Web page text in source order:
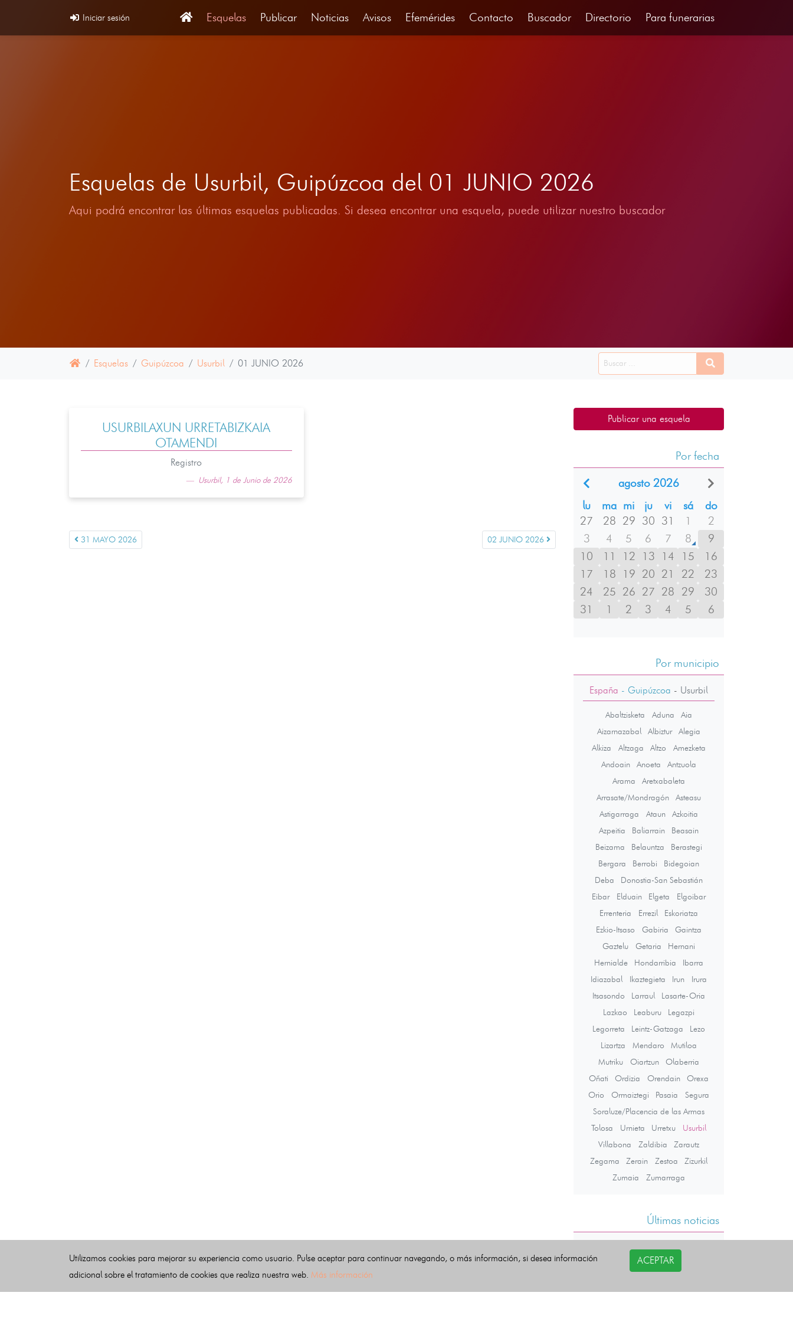
Iniciar sesión Esquelas Publicar Noticias Avisos Efemérides Contacto Buscador Directorio Para funerarias
Esquelas de Usurbil, Guipúzcoa del 01 JUNIO 2026
Aqui podrá encontrar las últimas esquelas publicadas. Si desea encontrar una esquela, puede utilizar nuestro buscador
Esquelas Guipúzcoa Usurbil 01 JUNIO 2026
USURBILAXUN URRETABIZKAIA
OTAMENDI
Registro
Usurbil, 1 de Junio de 2026
31 MAYO 2026 02 JUNIO 2026
Publicar una esquela
Por fecha
agosto 2026
lu
ma mi ju vi sá
do
27
28 29 30 31 1
2
3
4 5 6 7 8
9
10
11 12 13 14 15
16
17
18 19 20 21 22
23
24
25 26 27 28 29
30
31
1 2 3 4 5 6
Por municipio
España - Guipúzcoa - Usurbil
Abaltzisketa Aduna
Aia
Aizarnazabal
Albiztur
Alegia
Alkiza
Altzaga Altzo
Amezketa
Andoain
Anoeta
Antzuola
Arama
Aretxabaleta
Arrasate/Mondragón
Asteasu
Astigarraga
Ataun
Azkoitia
Azpeitia
Baliarrain
Beasain
Beizama
Belauntza
Berastegi
Bergara
Berrobi
Bidegoian
Deba
Donostia-San Sebastián
Eibar
Elduain Elgeta
Elgoibar
Errenteria
Errezil
Eskoriatza
Ezkio-Itsaso
Gabiria
Gaintza
Gaztelu
Getaria
Hernani
Hernialde
Hondarribia
Ibarra
Idiazabal
Ikaztegieta Irun
Irura
Itsasondo
Larraul
Lasarte-Oria
Lazkao
Leaburu
Legazpi
Legorreta
Leintz-Gatzaga
Lezo
Lizartza
Mendaro
Mutiloa
Mutriku
Oiartzun
Olaberria
Oñati
Ordizia Orendain
Orexa
Orio
Ormaiztegi Pasaia
Segura
Soraluze/Placencia de las Armas
Tolosa
Urnieta Urretxu
Usurbil
Villabona
Zaldibia
Zarautz
Zegama
Zerain Zestoa
Zizurkil
Zumaia
Zumarraga
Últimas noticias
Utilizamos cookies para mejorar su experiencia como usuario. Pulse aceptar para continuar navegando, o más información, si desea información
adicional sobre el tratamiento de cookies que realiza nuestra web. Más información
ACEPTAR